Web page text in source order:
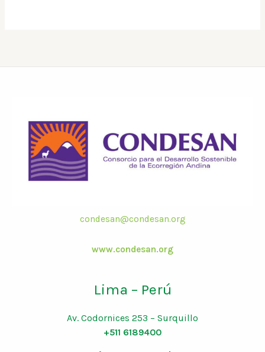
condesan@condesan.org
www.condesan.org
Lima – Perú
Av. Codornices 253 – Surquillo
+511 6189400